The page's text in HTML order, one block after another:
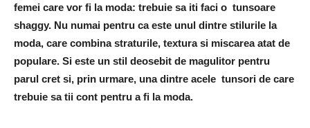
femei care vor fi la moda: trebuie sa iti faci o tunsoare
shaggy. Nu numai pentru ca este unul dintre stilurile la
moda, care combina straturile, textura si miscarea atat de
populare. Si este un stil deosebit de magulitor pentru
parul cret si, prin urmare, una dintre acele tunsori de care
trebuie sa tii cont pentru a fi la moda.